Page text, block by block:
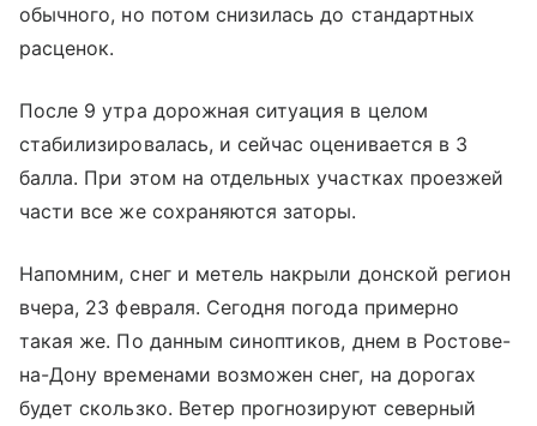
обычного, но потом снизилась до стандартных
расценок.
После 9 утра дорожная ситуация в целом
стабилизировалась, и сейчас оценивается в 3
балла. При этом на отдельных участках проезжей
части все же сохраняются заторы.
Напомним, снег и метель накрыли донской регион
вчера, 23 февраля. Сегодня погода примерно
такая же. По данным синоптиков, днем в Ростове-
на-Дону временами возможен снег, на дорогах
будет скользко. Ветер прогнозируют северный